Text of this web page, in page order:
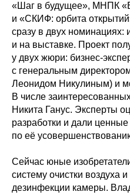
«Шаг в будущее», МНПК
и «СКИФ: орбита
сразу в двух номинациях:
и на выставке. Проект
у двух жюри: бизнес-
с генеральным
Леонидом Никулиным) и
В числе
Никита Ганус. Эксперты
разработки и дали
по её
Сейчас юные
систему очистки воздуха
дезинфекции камеры.